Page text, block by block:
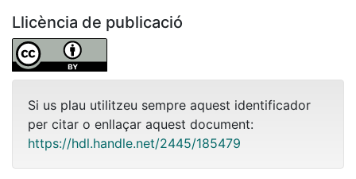
Llicència de publicació
Si us plau utilitzeu sempre aquest identificador
per citar o enllaçar aquest document:
https://hdl.handle.net/2445/185479